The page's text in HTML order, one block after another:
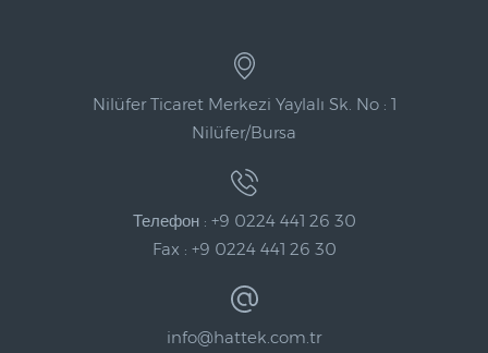
Nilüfer Ticaret Merkezi Yaylalı Sk. No : 1
Nilüfer/Bursa
Телефон : +9 0224 441 26 30
Fax : +9 0224 441 26 30
info@hattek.com.tr